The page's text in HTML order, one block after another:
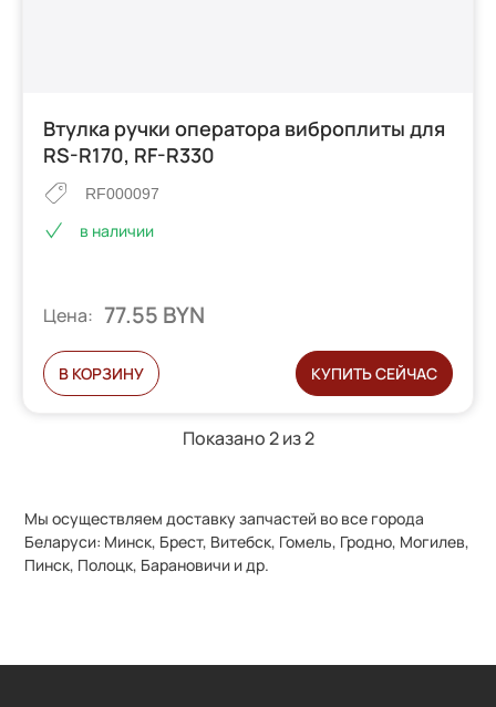
Втулка ручки оператора виброплиты для
RS-R170, RF-R330
RF000097
в наличии
Цена: 77.55 BYN
В КОРЗИНУ КУПИТЬ СЕЙЧАС
Показано 2 из2
Мы осуществляем доставку запчастей во все города
Беларуси: Минск, Брест, Витебск, Гомель, Гродно, Могилев,
Пинск, Полоцк, Барановичи и др.